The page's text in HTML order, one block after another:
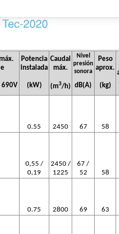
Potencia
instalada
Caudal
máx.
Nivel
presión
sonora
Peso
aprox.
690V (kW) (m3/h) dB(A) (kg)
0.55 2450 67
58
0,55 /
0,19
2450 /
1225
67 /
52
58
0.75 2800 69
63